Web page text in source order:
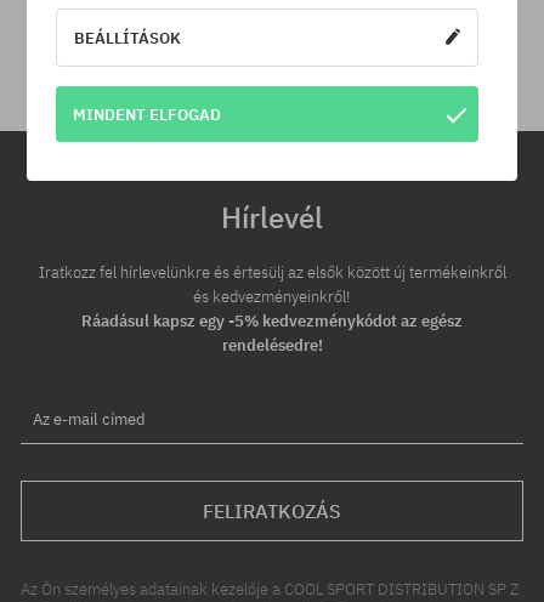
A termék visszaküldésére a csomag kézhezvételétől számítva
Hírlevél
Iratkozz fel hírlevelünkre és értesülj az elsők között új termékeinkről
és kedvezményeinkről!
Ráadásul kapsz egy -5% kedvezménykódot az egész
rendelésedre!
Az e-mail címed
FELIRATKOZÁS
Az Ön személyes adatainak kezelője a COOL SPORT DISTRIBUTION SP Z
BEÁLLÍTÁSOK
MINDENT ELFOGAD